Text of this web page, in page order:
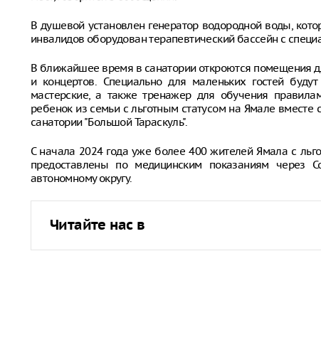
В душевой установлен генератор водородной воды,
инвалидов оборудован терапевтический бассейн с
В ближайшее время в санатории откроются помещения
и концертов. Специально для маленьких гостей
мастерские, а также тренажер для обучения
ребенок из семьи с льготным статусом на Ямале
санатории "Большой Тараскуль".
С начала 2024 года уже более 400 жителей Ямала с
предоставлены по медицинским показаниям через
автономному округу.
Читайте нас в